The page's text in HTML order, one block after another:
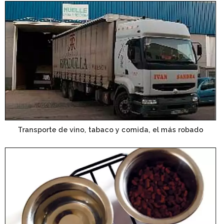
Transporte de vino, tabaco y comida, el más robado